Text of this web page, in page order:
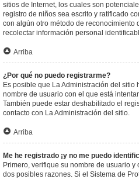
sitios de Internet, los cuales son
registro de niños sea escrito y ratificado
con algún otro método de reconocimiento
recolectar información personal
Arriba
¿Por qué no puedo registrarme?
Es posible que La Administración del sitio
nombre de usuario con el que está
También puede estar deshabilitado el
contacto con La Administración del sitio.
Arriba
Me he registrado ¡y no me puedo
Primero, verifique su nombre de usuario
dos posibles razones. Si el Sistema de